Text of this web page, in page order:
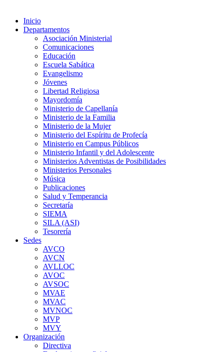
Inicio
Departamentos
Asociación Ministerial
Comunicaciones
Educación
Escuela Sabática
Evangelismo
Jóvenes
Libertad Religiosa
Mayordomía
Ministerio de Capellanía
Ministerio de la Familia
Ministerio de la Mujer
Ministerio del Espíritu de Profecía
Ministerio en Campus Públicos
Ministerio Infantil y del Adolescente
Ministerios Adventistas de Posibilidades
Ministerios Personales
Música
Publicaciones
Salud y Temperancia
Secretaría
SIEMA
SILA (ASI)
Tesorería
Sedes
AVCO
AVCN
AVLLOC
AVOC
AVSOC
MVAE
MVAC
MVNOC
MVP
MVY
Organización
Directiva